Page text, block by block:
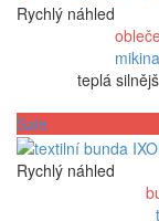
Rychlý náhled
teplá
Sale
Rychlý náhled